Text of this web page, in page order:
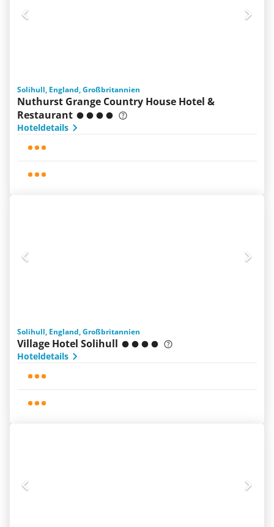
Solihull, England, Großbritannien
Nuthurst Grange Country House Hotel &
Restaurant
Hoteldetails
Solihull, England, Großbritannien
Village Hotel Solihull
Hoteldetails